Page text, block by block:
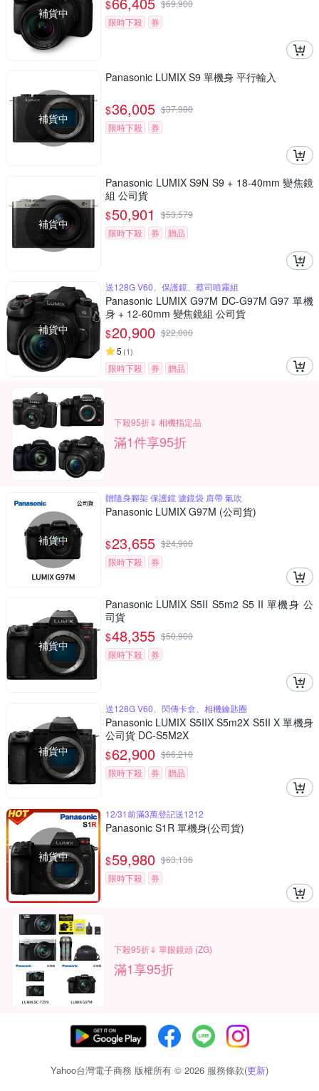
補貨中
$
$69,900
限時下殺
券
補貨中
Panasonic LUMIX S9 單機身 平行輸入
$36,005 $37,900
限時下殺
券
補貨中
Panasonic LUMIX S9N S9 + 18-40mm 變焦鏡
組 公司貨
$50,901 $53,579
限時下殺
券 贈品
補貨中
送128G V60、保護鏡、蔡司噴霧組
Panasonic LUMIX G97M DC-G97M G97 單機
身 + 12-60mm 變焦鏡組 公司貨
$20,900 $22,000
5 (1)
限時下殺 券 贈品
下殺95折⇓ 相機指定品
滿1件享95折
補貨中
贈隨身腳架 保護鏡 濾鏡袋 肩帶 氣吹
Panasonic LUMIX G97M (公司貨)
$23,655 $24,900
限時下殺
券
補貨中
Panasonic LUMIX S5II S5m2 S5 II 單機身 公
司貨
$48,355 $50,900
限時下殺
券
補貨中
送128G V60、閃傳卡盒、相機鑰匙圈
Panasonic LUMIX S5IIX S5m2X S5II X 單機身
公司貨 DC-S5M2X
$62,900 $66,210
限時下殺
券 贈品
補貨中
12/31前滿3萬登記送1212
Panasonic S1R 單機身(公司貨)
$59,980 $63,136
限時下殺
券
下殺95折⇓ 單眼鏡頭 (ZG)
滿1享95折
Yahoo台灣電子商務 版權所有 © 2026 服務條款(更新)